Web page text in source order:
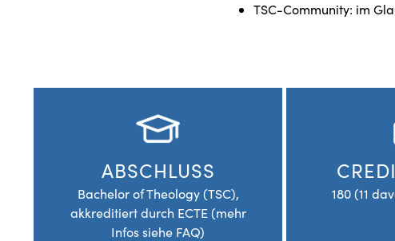
TSC-Community: im
ABSCHLUSS
Bachelor of Theology (TSC),
akkreditiert durch ECTE (mehr
Infos siehe FAQ)
180 (11